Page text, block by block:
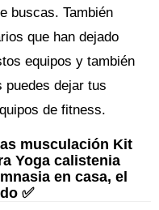
buscas. También
que han dejado
equipos y también
puedes dejar tus
de fitness.
musculación Kit
Yoga calistenia
en casa, el
✅